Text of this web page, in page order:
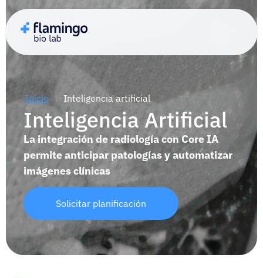
Inicio | Inteligencia artificial
Inteligencia Artificial
La integración de radiología con Core IA
permite anticipar patologías y automatizar
imágenes clínicas
Solicitar planificación